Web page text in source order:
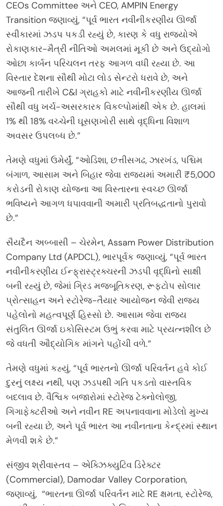
CEOs Committee અને CEO, AMPIN Energy
Transition જણાવ્યું, “પૂર્વ ભારત નવીનીકરણીય ઊર્જા
સ્વીકારમાં ઝડપ પકડી રહ્યું છે, કારણ કે વધુ રાજ્યોએ
રોકાણકાર-મૈત્રી નીતિઓ અમલમાં મૂકી છે અને ઉદ્યોગો
ઓછા કાર્બન પરિચલન તરફ આગળ વધી રહ્યા છે. આ
વિસ્તાર દેશના સૌથી મોટા લોડ સેન્ટરો ધરાવે છે, અને
આજની તારીખે C&I ગ્રાહકો માટે નવીનીકરણીય ઊર્જા
સૌથી વધુ ખર્ચ-અસરકારક વિકલ્પોમાંથી એક છે. હાલમાં
1% થી 18% વચ્ચેની ઘૂસણખોરી સાથે વૃદ્ધિના વિશાળ
અવસર ઉપલબ્ધ છે.”
તેમણે વધુમાં ઉમેર્યું, “ઓડિશા, છત્તીસગઢ, ઝારખંડ, પશ્ચિમ
બંગાળ, આસામ અને બિહાર જેવા રાજ્યમાં અમારી ₹5,000
કરોડની રોકાણ યોજના આ વિસ્તારના સ્વચ્છ ઊર્જા
ભવિષ્યને આગળ ધપાવવાની અમારી પ્રતિબદ્ધતાનો પુરાવો
છે.”
સૈયદૈન અબ્બાસી – ચેરમેન, Assam Power Distribution
Company Ltd (APDCL), ભારપૂર્વક જણાવ્યું, “પૂર્વ ભારત
નવીનીકરણીય ઈન્ફ્રાસ્ટ્રક્ચરની ઝડપી વૃદ્ધિનો સાક્ષી
બની રહ્યું છે, જેમાં ગ્રિડ મજબૂતિકરણ, રૂફટોપ સોલાર
પ્રોત્સાહન અને સ્ટોરેજ-તૈયાર આયોજન જેવી રાજ્ય
પહેલોનો મહત્વપૂર્ણ હિસ્સો છે. આસામ જેવા રાજ્ય
સંતુલિત ઊર્જા ઇકોસિસ્ટમ ઉભું કરવા માટે પ્રયત્નશીલ છે
જે વધતી ઔદ્યોગિક માંગને પહોંચી વળે.”
તેમણે વધુમાં કહ્યું, “પૂર્વ ભારતનો ઊર્જા પરિવર્તન હવે કોઈ
દુરનું લક્ષ્ય નથી, પણ ઝડપથી ગતિ પકડતો વાસ્તવિક
બદલાવ છે. વૈશ્વિક બજારોમાં સ્ટોરેજ ટેક્નોલોજી,
ગિગાફેક્ટરીઓ અને નવીન RE અપનાવવાના મોડેલો મુખ્ય
બની રહ્યા છે, અને પૂર્વ ભારત આ નવીનતાના કેન્દ્રમાં સ્થાન
મેળવી શકે છે.”
સંજીવ શ્રીવાસ્તવ – એક્ઝિક્યુટિવ ડિરેક્ટર
(Commercial), Damodar Valley Corporation,
જણાવ્યું, “ભારતના ઊર્જા પરિવર્તન માટે RE ક્ષમતા, સ્ટોરેજ,